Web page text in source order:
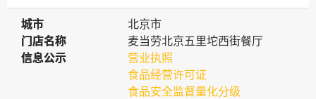
城市
城市
北京市
门店名称
门店名称
麦当劳北京五里坨西街餐厅
信息公示
信息公示
营业执照
食品经营许可证
食品安全监督量化分级